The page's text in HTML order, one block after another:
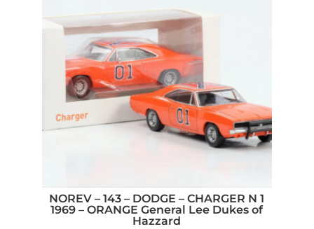
NOREV – 143 – DODGE – CHARGER N 1
1969 – ORANGE General Lee Dukes of
Hazzard